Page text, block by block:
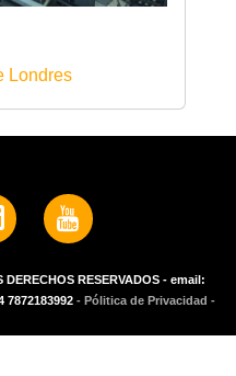
Londres
RESERVADOS - email:
- Pólitica de Privacidad -